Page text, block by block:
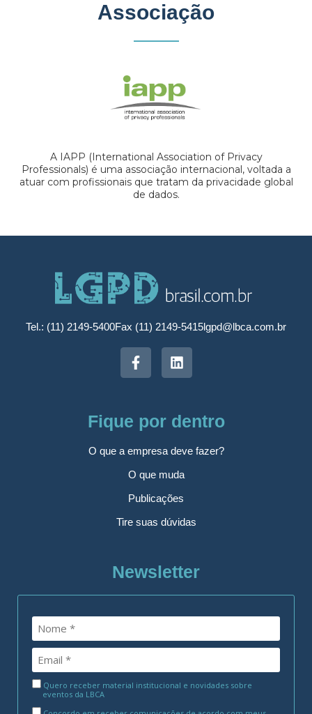
Associação
A IAPP (International Association of Privacy
Professionals) é uma associação internacional, voltada a
atuar com profissionais que tratam da privacidade global
de dados.
Tel.: (11) 2149-5400Fax (11) 2149-5415lgpd@lbca.com.br
Fique por dentro
O que a empresa deve fazer?
O que muda
Publicações
Tire suas dúvidas
Newsletter
Quero receber material institucional e novidades sobre
eventos da LBCA